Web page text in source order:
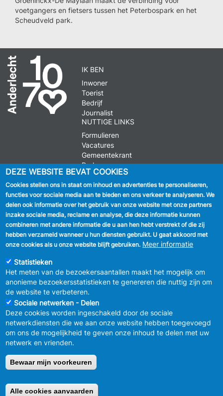
voetgangers en fietsers tussen het Peterbospark en het
Scheudveld park.
IK BEN
Inwoner
Toerist
Bedrijf
Journalist
NUTTIGE LINKS
Formulieren
Vacatures
Gemeentekrant
Parkeren
VOLG ONS
Facebook
Linkedin
Instagram
MENU
FOOTER
LEGAL
Vertrouwelijkheid
Verbeteringsplan
van de sociale netwerken
1070-Brussel -
DEZE WEBSITE BEVAT COOKIES
Cookies stellen ons in staat om inhoud en advertenties te personaliseren,
functies voor sociale media aan te bieden en ons verkeer te analyseren. We
delen ook informatie over het gebruik van onze website met onze partners
inzake sociale media, reclame en analyse, die deze informatie kunnen
combineren met andere informatie die u aan hen hebt verstrekt of die zij
hebben verzameld wanneer u hun diensten gebruikt. U gaat akkoord met
onze cookies als u onze website blijft gebruiken. Meer informatie
Statistieken
Het meten van de bezoekersaantallen maakt het mogelijk om
anonieme bezoekersstatistieken te genereren die nuttig zijn om
de website te verbeteren.
Sociale netwerken - Delen
Deze cookies worden ingeschakeld door de sociale
netwerkdiensten die we aan onze website hebben toegevoegd
om ons de mogelijkheid te geven onze inhoud te delen met uw
netwerk en vrienden.
Bewaar mijn voorkeuren
Alle cookies aanvaarden